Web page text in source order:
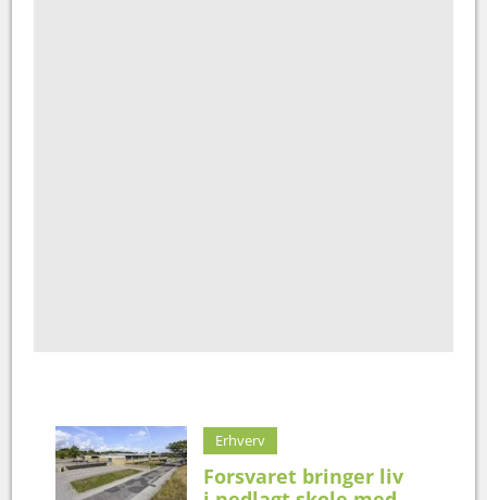
Erhverv
Forsvaret bringer liv